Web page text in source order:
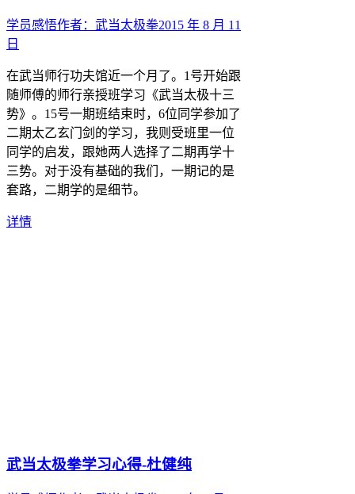
学员感悟作者： 武当太极拳2015 年 8 月 11
日
在武当师行功夫馆近一个月了。1号开始跟
随师傅的师行亲授班学习《武当太极十三
势》。15号一期班结束时，6位同学参加了
二期太乙玄门剑的学习，我则受班里一位
同学的启发，跟她两人选择了二期再学十
三势。对于没有基础的我们，一期记的是
套路，二期学的是细节。
详情
武当太极拳学习心得-杜健纯